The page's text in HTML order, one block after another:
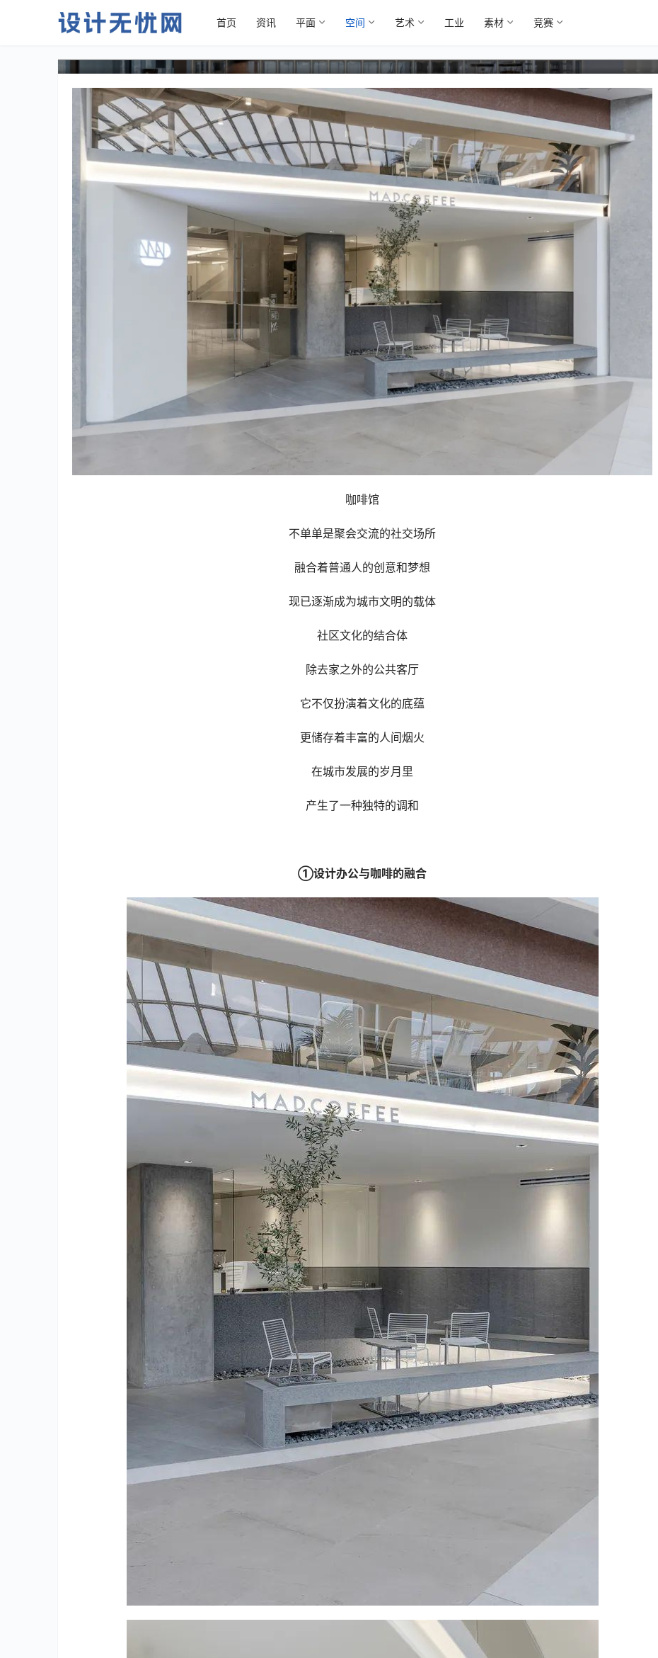
首页 资讯 平面 空间 艺术 工业 素材 竞赛
不止有咖啡! 3个不同风格的咖啡馆空间设计
咖啡馆
不单单是聚会交流的社交场所
融合着普通人的创意和梦想
现已逐渐成为城市文明的载体
社区文化的结合体
除去家之外的公共客厅
它不仅扮演着文化的底蕴
更储存着丰富的人间烟火
在城市发展的岁月里
产生了一种独特的调和
①设计办公与咖啡的融合